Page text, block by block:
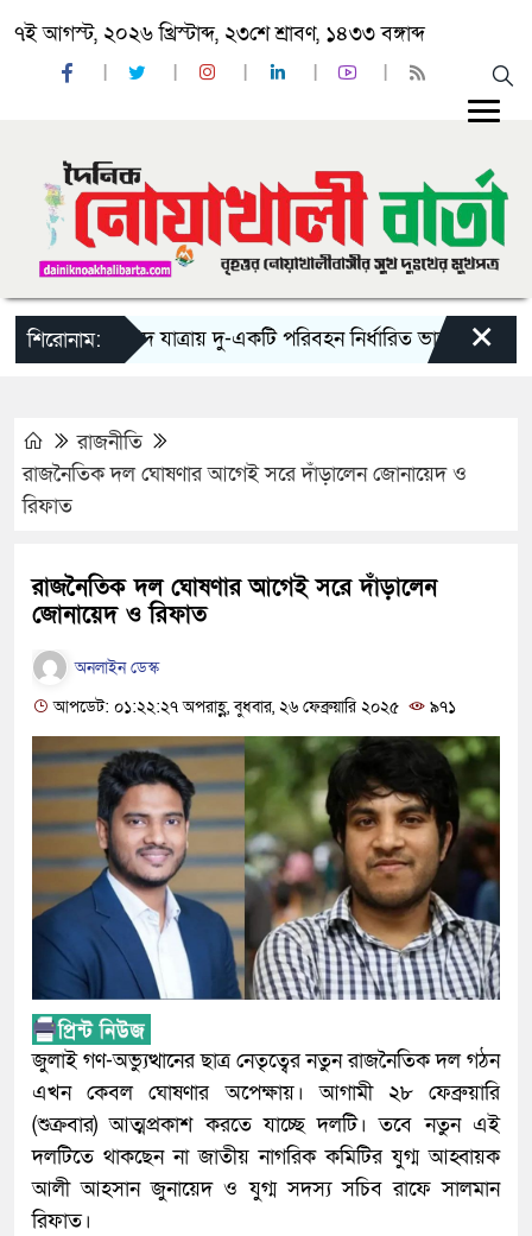
৭ই আগস্ট, ২০২৬ খ্রিস্টাব্দ, ২৩শে শ্রাবণ, ১৪৩৩ বঙ্গাব্দ
শিরোনাম:‘ঈদ যাত্রায় দু-একটি পরিবহন নির্ধারিত ভাড়ার চেয়েও কম
×
রাজনীতি
রাজনৈতিক দল ঘোষণার আগেই সরে দাঁড়ালেন জোনায়েদ ও
রিফাত
রাজনৈতিক দল ঘোষণার আগেই সরে দাঁড়ালেন
জোনায়েদ ও রিফাত
অনলাইন ডেস্ক
আপডেট: ০১:২২:২৭ অপরাহ্ণ, বুধবার, ২৬ ফেব্রুয়ারি ২০২৫
৯৭১
জুলাই গণ-অভ্যুত্থানের ছাত্র নেতৃত্বের নতুন রাজনৈতিক দল গঠন
এখন কেবল ঘোষণার অপেক্ষায়। আগামী ২৮ ফেব্রুয়ারি
(শুক্রবার) আত্মপ্রকাশ করতে যাচ্ছে দলটি। তবে নতুন এই
দলটিতে থাকছেন না জাতীয় নাগরিক কমিটির যুগ্ম আহ্বায়ক
আলী আহসান জুনায়েদ ও যুগ্ম সদস্য সচিব রাফে সালমান
রিফাত।